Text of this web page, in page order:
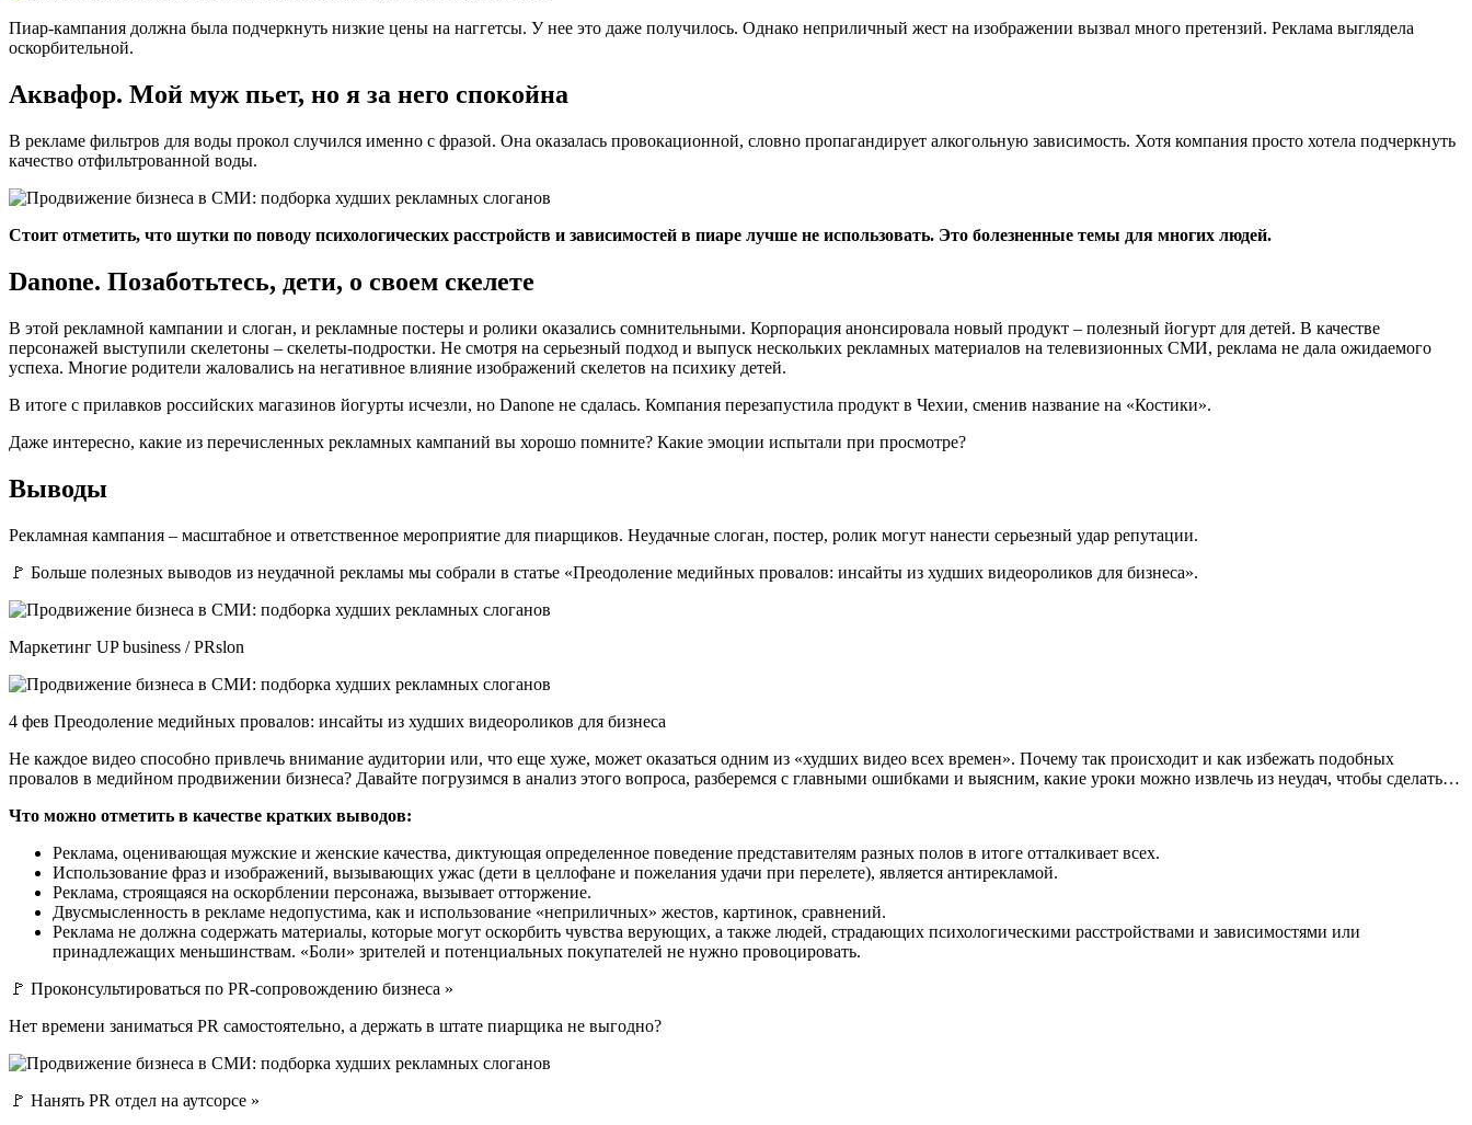
Пиар-кампания должна была подчеркнуть низкие цены на наггетсы. У нее это даже получилось. Однако неприличный жест на изображении вызвал много претензий. Реклама выглядела
оскорбительной.
Аквафор. Мой муж пьет, но я за него спокойна
В рекламе фильтров для воды прокол случился именно с фразой. Она оказалась провокационной, словно пропагандирует алкогольную зависимость. Хотя компания просто хотела подчеркнуть
качество отфильтрованной воды.
Стоит отметить, что шутки по поводу психологических расстройств и зависимостей в пиаре лучше не использовать. Это болезненные темы для многих людей.
Danone. Позаботьтесь, дети, о своем скелете
В этой рекламной кампании и слоган, и рекламные постеры и ролики оказались сомнительными. Корпорация анонсировала новый продукт – полезный йогурт для детей. В качестве
персонажей выступили скелетоны – скелеты-подростки. Не смотря на серьезный подход и выпуск нескольких рекламных материалов на телевизионных СМИ, реклама не дала ожидаемого
успеха. Многие родители жаловались на негативное влияние изображений скелетов на психику детей.
В итоге с прилавков российских магазинов йогурты исчезли, но Danone не сдалась. Компания перезапустила продукт в Чехии, сменив название на «Костики».
Даже интересно, какие из перечисленных рекламных кампаний вы хорошо помните? Какие эмоции испытали при просмотре?
Выводы
Рекламная кампания – масштабное и ответственное мероприятие для пиарщиков. Неудачные слоган, постер, ролик могут нанести серьезный удар репутации.
🚩 Больше полезных выводов из неудачной рекламы мы собрали в статье «Преодоление медийных провалов: инсайты из худших видеороликов для бизнеса».
Маркетинг UP business / PRslon
4 фев Преодоление медийных провалов: инсайты из худших видеороликов для бизнеса
Не каждое видео способно привлечь внимание аудитории или, что еще хуже, может оказаться одним из «худших видео всех времен». Почему так происходит и как избежать подобных
провалов в медийном продвижении бизнеса? Давайте погрузимся в анализ этого вопроса, разберемся с главными ошибками и выясним, какие уроки можно извлечь из неудач, чтобы сделать…
Что можно отметить в качестве кратких выводов:
Реклама, оценивающая мужские и женские качества, диктующая определенное поведение представителям разных полов в итоге отталкивает всех.
Использование фраз и изображений, вызывающих ужас (дети в целлофане и пожелания удачи при перелете), является антирекламой.
Реклама, строящаяся на оскорблении персонажа, вызывает отторжение.
Двусмысленность в рекламе недопустима, как и использование «неприличных» жестов, картинок, сравнений.
Реклама не должна содержать материалы, которые могут оскорбить чувства верующих, а также людей, страдающих психологическими расстройствами и зависимостями или
принадлежащих меньшинствам. «Боли» зрителей и потенциальных покупателей не нужно провоцировать.
🚩 Проконсультироваться по PR-сопровождению бизнеса »
Нет времени заниматься PR самостоятельно, а держать в штате пиарщика не выгодно?
🚩 Нанять PR отдел на аутсорсе »